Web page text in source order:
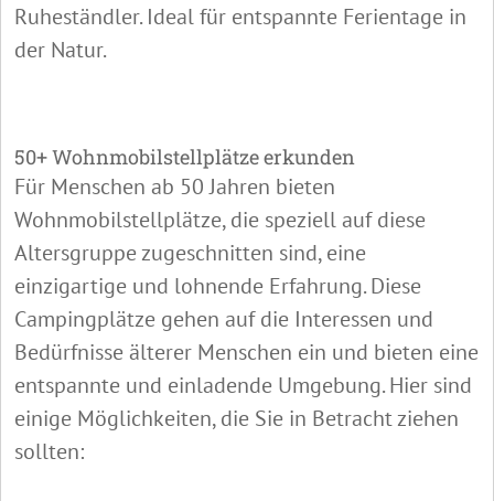
Ruheständler. Ideal für entspannte Ferientage in
der Natur.
50+ Wohnmobilstellplätze erkunden
Für Menschen ab 50 Jahren bieten
Wohnmobilstellplätze, die speziell auf diese
Altersgruppe zugeschnitten sind, eine
einzigartige und lohnende Erfahrung. Diese
Campingplätze gehen auf die Interessen und
Bedürfnisse älterer Menschen ein und bieten eine
entspannte und einladende Umgebung. Hier sind
einige Möglichkeiten, die Sie in Betracht ziehen
sollten: